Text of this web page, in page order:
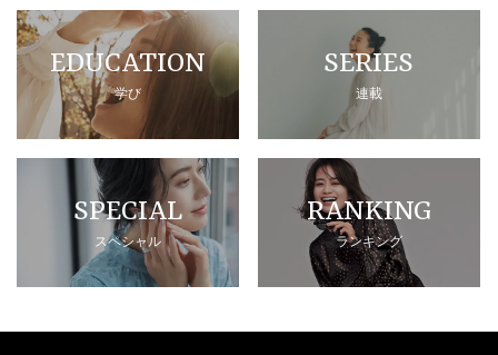
EDUCATION
学び
SERIES
連載
SPECIAL
スペシャル
RANKING
ランキング